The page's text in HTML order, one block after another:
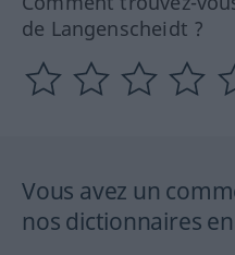
de Langenscheidt ?
Vous avez un
nos dictionnaires